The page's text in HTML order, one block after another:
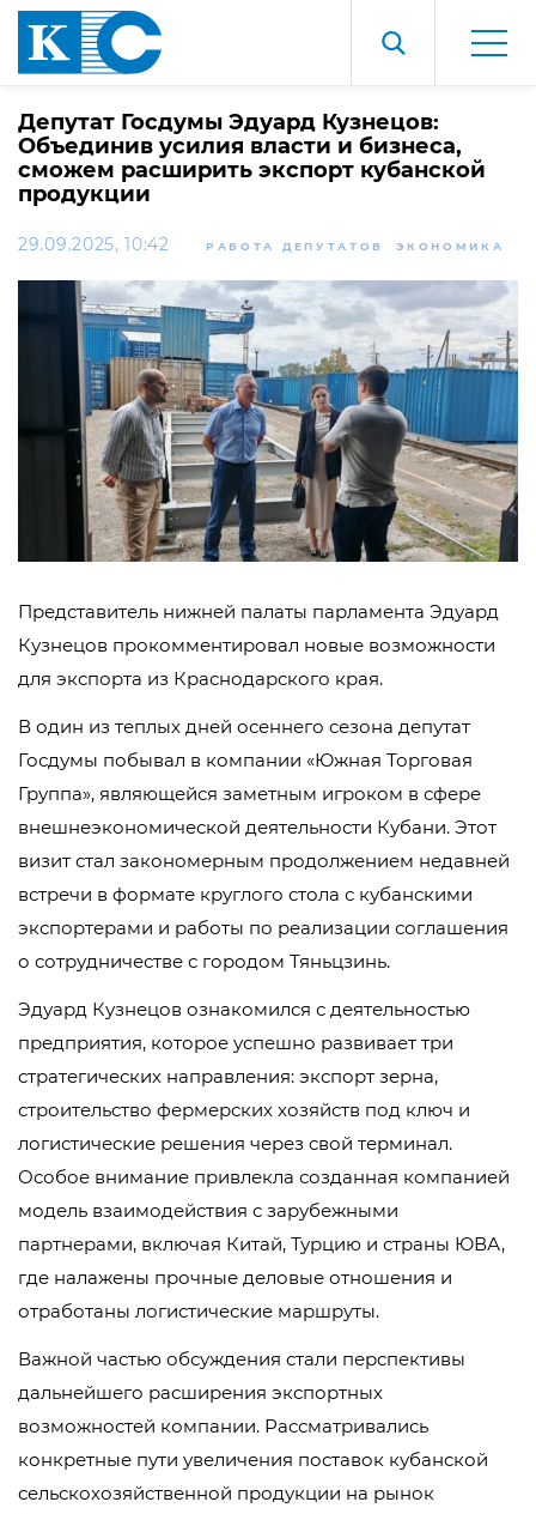
Депутат Госдумы Эдуард Кузнецов:
Объединив усилия власти и бизнеса,
сможем расширить экспорт кубанской
продукции
29.09.2025, 10:42 РАБОТА ДЕПУТАТОВ ЭКОНОМИКА
Представитель нижней палаты парламента Эдуард
Кузнецов прокомментировал новые возможности
для экспорта из Краснодарского края.
В один из теплых дней осеннего сезона депутат
Госдумы побывал в компании «Южная Торговая
Группа», являющейся заметным игроком в сфере
внешнеэкономической деятельности Кубани. Этот
визит стал закономерным продолжением недавней
встречи в формате круглого стола с кубанскими
экспортерами и работы по реализации соглашения
о сотрудничестве с городом Тяньцзинь.
Эдуард Кузнецов ознакомился с деятельностью
предприятия, которое успешно развивает три
стратегических направления: экспорт зерна,
строительство фермерских хозяйств под ключ и
логистические решения через свой терминал.
Особое внимание привлекла созданная компанией
модель взаимодействия с зарубежными
партнерами, включая Китай, Турцию и страны ЮВА,
где налажены прочные деловые отношения и
отработаны логистические маршруты.
Важной частью обсуждения стали перспективы
дальнейшего расширения экспортных
возможностей компании. Рассматривались
конкретные пути увеличения поставок кубанской
сельскохозяйственной продукции на рынок